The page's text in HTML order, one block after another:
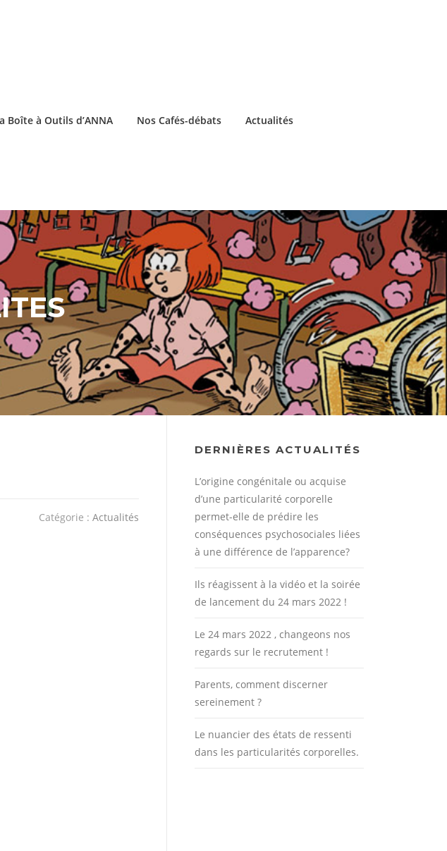
Boîte à Outils d’ANNA Nos Cafés-débats Actualités
Catégorie : Actualités
DERNIÈRES ACTUALITÉS
L’origine congénitale ou acquise
d’une particularité corporelle
permet-elle de prédire les
conséquences psychosociales liées
à une différence de l’apparence?
Ils réagissent à la vidéo et la soirée
de lancement du 24 mars 2022 !
Le 24 mars 2022 , changeons nos
regards sur le recrutement !
Parents, comment discerner
sereinement ?
Le nuancier des états de ressenti
dans les particularités corporelles.